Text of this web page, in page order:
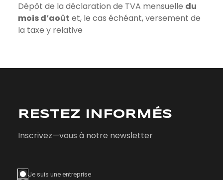
Dépôt de la déclaration de TVA mensuelle du
mois d’août et, le cas échéant, versement de
la taxe y relative
RESTEZ INFORMÉS
Inscrivez—vous à notre newsletter
Je suis une entreprise